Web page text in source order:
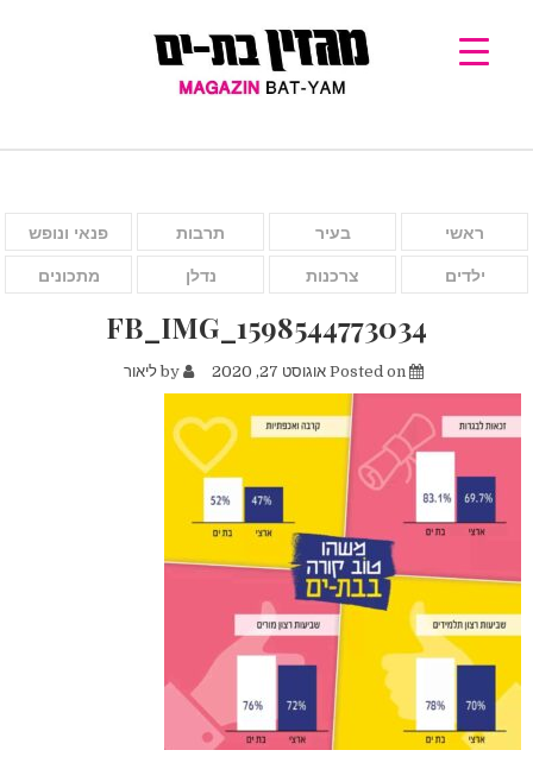
ראשי בעיר תרבות פנאי ונופש
ילדים צרכנות נדלן מתכונים
FB_IMG_1598544773034
אוגוסט 27, 2020 ליאור